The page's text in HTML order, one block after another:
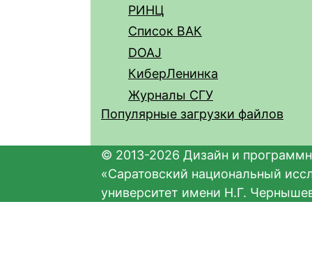
РИНЦ
Список ВАК
DOAJ
КиберЛенинка
Журналы СГУ
Популярные загрузки файлов
© 2013-2026 Дизайн и
«Саратовский национальный
университет имени Н.Г.